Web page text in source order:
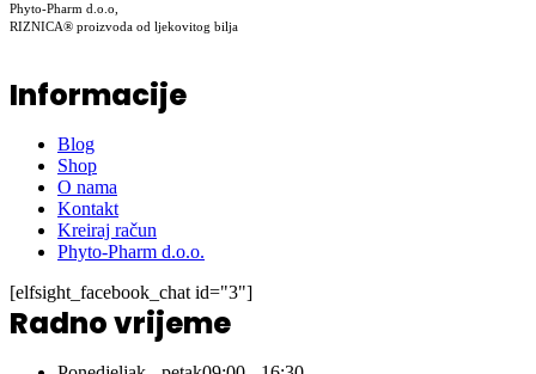
Phyto-Pharm d.o.o,
RIZNICA® proizvoda od ljekovitog bilja
Informacije
Blog
Shop
O nama
Kontakt
Kreiraj račun
Phyto-Pharm d.o.o.
[elfsight_facebook_chat id="3"]
Radno vrijeme